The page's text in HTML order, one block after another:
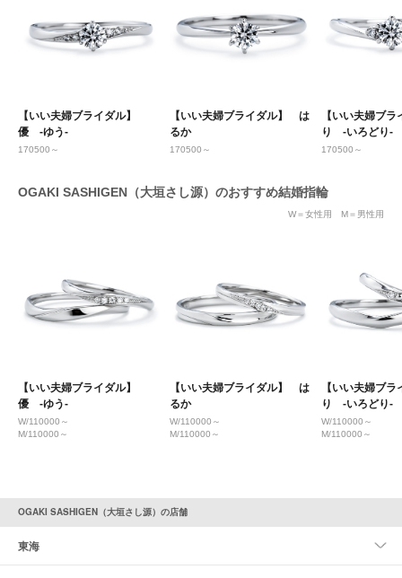
【いい夫婦ブライダル】
優 -ゆう-
170500～
【いい夫婦ブライダル】 は
るか
170500～
【いい夫婦ブ
り -いろどり-
170500～
OGAKI SASHIGEN（大垣さし源）のおすすめ結婚指輪
W＝女性用 M＝男性用
【いい夫婦ブライダル】
優 -ゆう-
W/110000～
M/110000～
【いい夫婦ブライダル】 は
るか
W/110000～
M/110000～
【いい夫婦ブ
り -いろどり-
W/110000～
M/110000～
OGAKI SASHIGEN（大垣さし源）の店舗
東海